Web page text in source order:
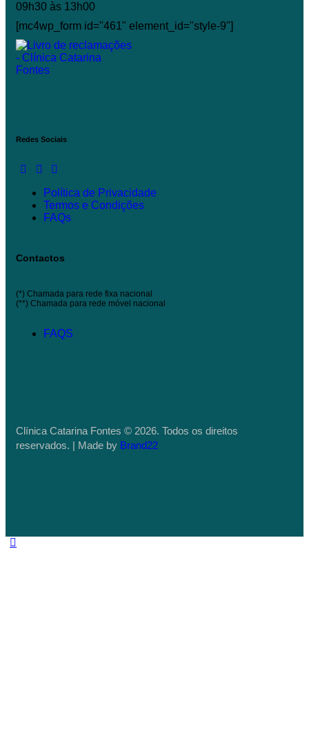
09h30 às 13h00
[mc4wp_form id="461" element_id="style-9"]
Redes Sociais
Política de Privacidade
Termos e Condições
FAQs
Contactos
(*) Chamada para rede fixa nacional
(**) Chamada para rede móvel nacional
FAQS
Clínica Catarina Fontes © 2026. Todos os direitos
reservados. | Made by Brand22